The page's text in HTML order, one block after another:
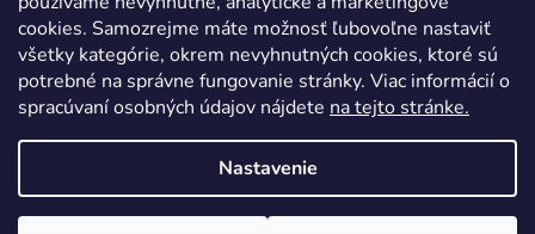
cookies. Samozrejme máte možnosť ľubovoľne nastaviť
všetky kategórie, okrem nevyhnutných cookies, ktoré sú
potrebné na správne fungovanie stránky. Viac informácií o
spracúvaní osobných údajov nájdete na tejto stránke.
Nastavenie
Vytvoril Shoptet
Copyright 2026Kmart.sk. Všetky práva vyhradené.Upraviť